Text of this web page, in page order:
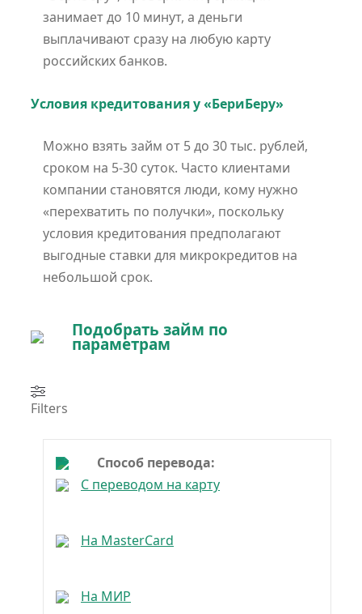
занимает до 10 минут, а деньги
выплачивают сразу на любую карту
российских банков.
Условия кредитования у «БериБеру»
Можно взять займ от 5 до 30 тыс. рублей,
сроком на 5-30 суток. Часто клиентами
компании становятся люди, кому нужно
«перехватить по получки», поскольку
условия кредитования предполагают
выгодные ставки для микрокредитов на
небольшой срок.
Подобрать займ по
параметрам
Filters
Способ перевода:
С переводом на карту
На MasterCard
На МИР